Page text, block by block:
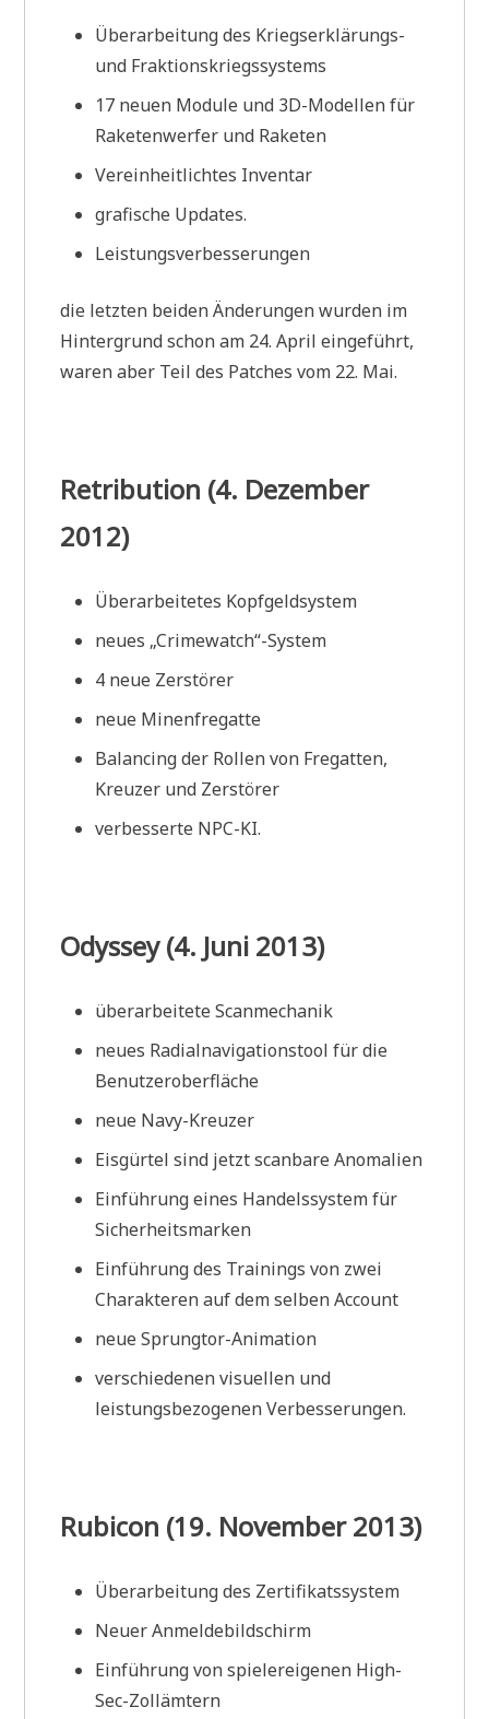
Überarbeitung des Kriegserklärungs-
und Fraktionskriegssystems
17 neuen Module und 3D-Modellen für
Raketenwerfer und Raketen
Vereinheitlichtes Inventar
grafische Updates.
Leistungsverbesserungen
die letzten beiden Änderungen wurden im
Hintergrund schon am 24. April eingeführt,
waren aber Teil des Patches vom 22. Mai.
Retribution (4. Dezember
2012)
Überarbeitetes Kopfgeldsystem
neues „Crimewatch“-System
4 neue Zerstörer
neue Minenfregatte
Balancing der Rollen von Fregatten,
Kreuzer und Zerstörer
verbesserte NPC-KI.
Odyssey (4. Juni 2013)
überarbeitete Scanmechanik
neues Radialnavigationstool für die
Benutzeroberfläche
neue Navy-Kreuzer
Eisgürtel sind jetzt scanbare Anomalien
Einführung eines Handelssystem für
Sicherheitsmarken
Einführung des Trainings von zwei
Charakteren auf dem selben Account
neue Sprungtor-Animation
verschiedenen visuellen und
leistungsbezogenen Verbesserungen.
Rubicon (19. November 2013)
Überarbeitung des Zertifikatssystem
Neuer Anmeldebildschirm
Einführung von spielereigenen High-
Sec-Zollämtern